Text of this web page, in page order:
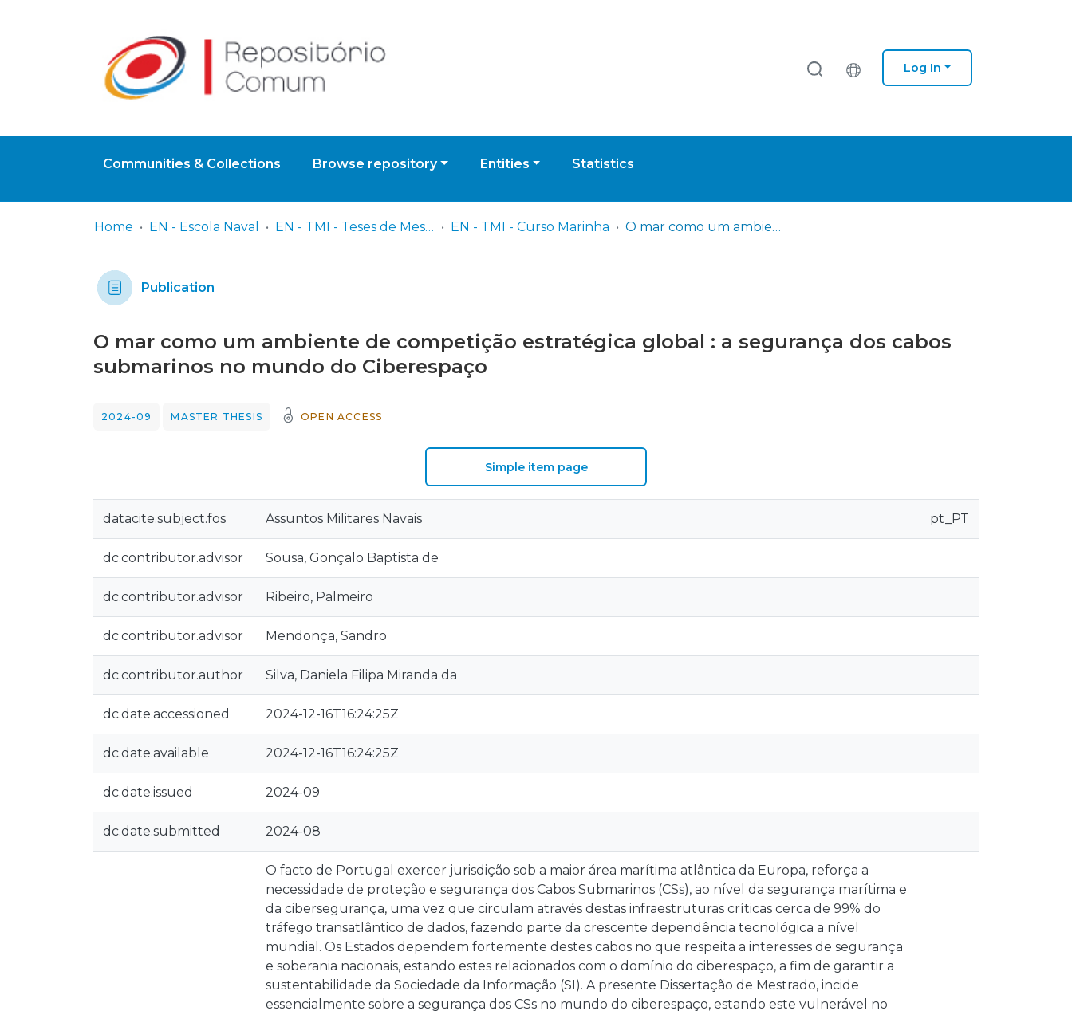
Log In
Communities & Collections Browse repository Entities Statistics
Home EN - Escola Naval EN - TMI - Teses de Mestrado Integrado EN - TMI - Curso Marinha O mar como um ambiente de competição estratégica global : a segurança dos cabos submarinos no mundo do Ciberespaço
Publication
O mar como um ambiente de competição estratégica global : a segurança dos cabos
submarinos no mundo do Ciberespaço
2024-09 MASTER THESIS OPEN ACCESS
Simple item page
datacite.subject.fos Assuntos Militares Navais pt_PT
dc.contributor.advisor Sousa, Gonçalo Baptista de
dc.contributor.advisor Ribeiro, Palmeiro
dc.contributor.advisor Mendonça, Sandro
dc.contributor.author Silva, Daniela Filipa Miranda da
dc.date.accessioned 2024-12-16T16:24:25Z
dc.date.available 2024-12-16T16:24:25Z
dc.date.issued 2024-09
dc.date.submitted 2024-08
O facto de Portugal exercer jurisdição sob a maior área marítima atlântica da Europa, reforça a
necessidade de proteção e segurança dos Cabos Submarinos (CSs), ao nível da segurança marítima e
da cibersegurança, uma vez que circulam através destas infraestruturas críticas cerca de 99% do
tráfego transatlântico de dados, fazendo parte da crescente dependência tecnológica a nível
mundial. Os Estados dependem fortemente destes cabos no que respeita a interesses de segurança
e soberania nacionais, estando estes relacionados com o domínio do ciberespaço, a fim de garantir a
sustentabilidade da Sociedade da Informação (SI). A presente Dissertação de Mestrado, incide
essencialmente sobre a segurança dos CSs no mundo do ciberespaço, estando este vulnerável no